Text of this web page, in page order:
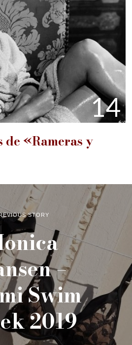
14
de «Rameras y
STORY
–
Swim
2019